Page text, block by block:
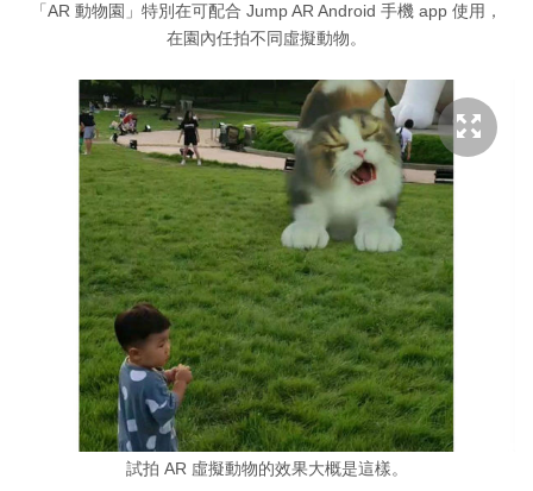
「AR 動物園」特別在可配合 Jump AR Android 手機 app 使用，
在園內任拍不同虛擬動物。
試拍 AR 虛擬動物的效果大概是這樣。